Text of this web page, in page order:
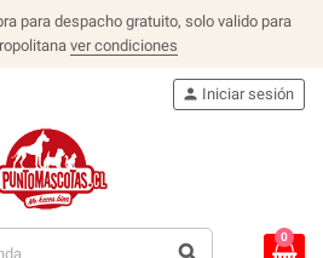
para despacho gratuito, solo valido para
ver condiciones
person Iniciar sesión
0